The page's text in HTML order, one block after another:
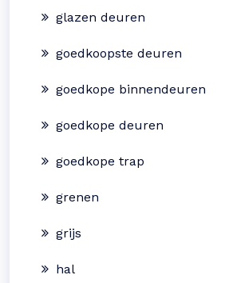
glazen deuren
goedkoopste deuren
goedkope binnendeuren
goedkope deuren
goedkope trap
grenen
grijs
hal